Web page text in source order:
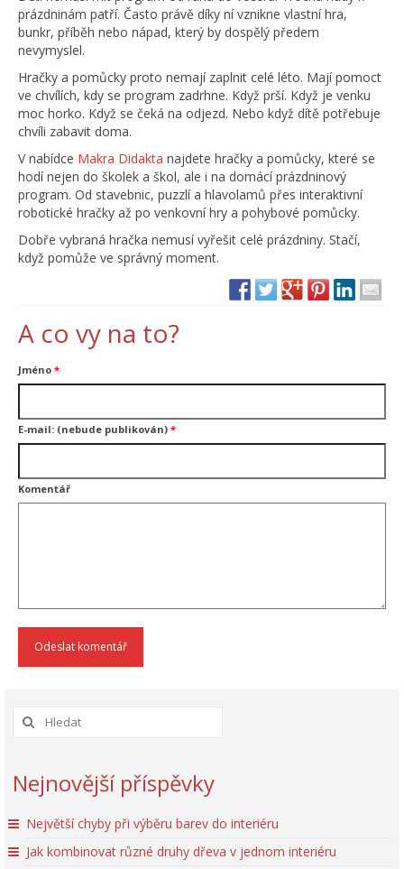
prázdninám patří. Často právě díky ní vznikne vlastní hra,
bunkr, příběh nebo nápad, který by dospělý předem
nevymyslel.
Hračky a pomůcky proto nemají zaplnit celé léto. Mají pomoct
ve chvílích, kdy se program zadrhne. Když prší. Když je venku
moc horko. Když se čeká na odjezd. Nebo když dítě potřebuje
chvíli zabavit doma.
V nabídce Makra Didakta najdete hračky a pomůcky, které se
hodí nejen do školek a škol, ale i na domácí prázdninový
program. Od stavebnic, puzzlí a hlavolamů přes interaktivní
robotické hračky až po venkovní hry a pohybové pomůcky.
Dobře vybraná hračka nemusí vyřešit celé prázdniny. Stačí,
když pomůže ve správný moment.
A co vy na to?
Jméno *
E-mail: (nebude publikován) *
Komentář
Nejnovější příspěvky
Největší chyby při výběru barev do interiéru
Jak kombinovat různé druhy dřeva v jednom interiéru